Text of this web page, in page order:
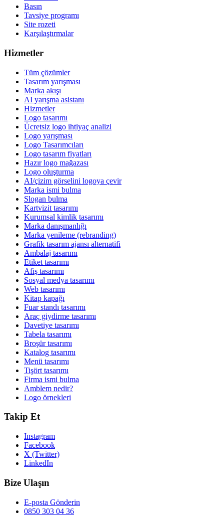
Basın
Tavsiye programı
Site rozeti
Karşılaştırmalar
Hizmetler
Tüm çözümler
Tasarım yarışması
Marka akışı
AI yarışma asistanı
Hizmetler
Logo tasarımı
Ücretsiz logo ihtiyaç analizi
Logo yarışması
Logo Tasarımcıları
Logo tasarım fiyatları
Hazır logo mağazası
Logo oluşturma
AI/çizim görselini logoya çevir
Marka ismi bulma
Slogan bulma
Kartvizit tasarımı
Kurumsal kimlik tasarımı
Marka danışmanlığı
Marka yenileme (rebranding)
Grafik tasarım ajansı alternatifi
Ambalaj tasarımı
Etiket tasarımı
Afiş tasarımı
Sosyal medya tasarımı
Web tasarımı
Kitap kapağı
Fuar standı tasarımı
Araç giydirme tasarımı
Davetiye tasarımı
Tabela tasarımı
Broşür tasarımı
Katalog tasarımı
Menü tasarımı
Tişört tasarımı
Firma ismi bulma
Amblem nedir?
Logo örnekleri
Takip Et
Instagram
Facebook
X (Twitter)
LinkedIn
Bize Ulaşın
E-posta Gönderin
0850 303 04 36